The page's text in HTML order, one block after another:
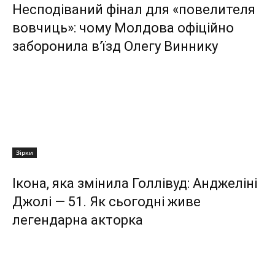
Несподіваний фінал для «повелителя
вовчиць»: чому Молдова офіційно
заборонила в’їзд Олегу Виннику
Зірки
Ікона, яка змінила Голлівуд: Анджеліні
Джолі — 51. Як сьогодні живе
легендарна акторка